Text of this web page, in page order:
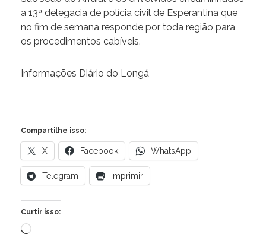
a 13ª delegacia de polícia civil de Esperantina que
no fim de semana responde por toda região para
os procedimentos cabíveis.
Informações Diário do Longá
Compartilhe isso:
X Facebook WhatsApp
Telegram Imprimir
Curtir isso:
Carregando...